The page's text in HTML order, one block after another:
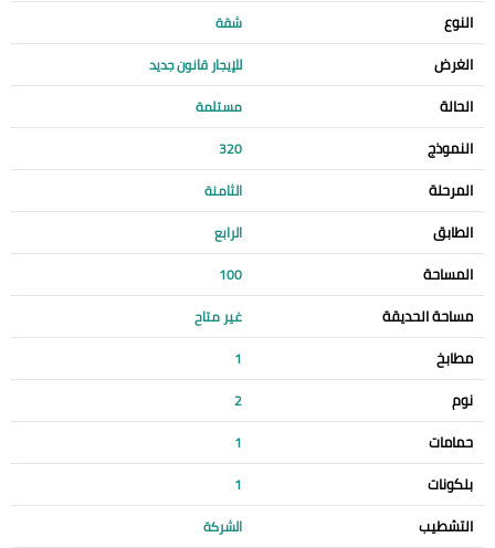
النوع شقة
الغرض للإيجار قانون جديد
الحالة مستلمة
النموذج 320
المرحلة الثامنة
الطابق الرابع
المساحة 100
مساحة الحديقة غير متاح
مطابخ 1
نوم 2
حمامات 1
بلكونات 1
التشطيب الشركة